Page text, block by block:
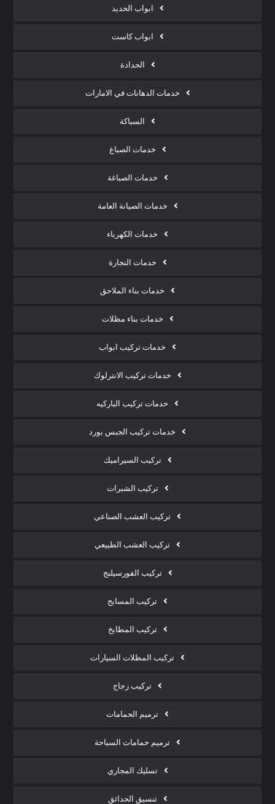
ابواب الحديد
ابواب كاست
الحدادة
خدمات الدهانات في الامارات
السباكة
خدمات الصباغ
خدمات الصباغة
خدمات الصيانة العامة
خدمات الكهرباء
خدمات النجارة
خدمات بناء الملاحق
خدمات بناء مظلات
خدمات تركيب ابواب
خدمات تركيب الانترلوك
خدمات تركيب الباركيه
خدمات تركيب الجبس بورد
تركيب السيراميك
تركيب الشبرات
تركيب العشب الصناعي
تركيب العشب الطبيعي
تركيب الفورسيلنج
تركيب المسابح
تركيب المطابخ
تركيب المظلات السيارات
تركيب زجاج
ترميم الحمامات
ترميم حمامات السباحة
تسليك المجاري
تنسيق الحدائق